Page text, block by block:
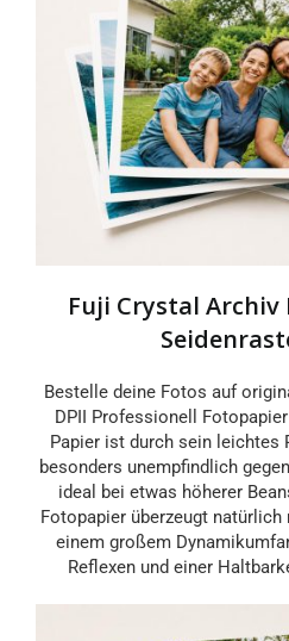
Fuji Crystal Archiv
Bestelle deine Fotos auf
DPII Professionell Fotopapier
Papier ist durch sein leichtes
besonders unempfindlich
ideal bei etwas höherer
Fotopapier überzeugt
einem großem
Reflexen und einer